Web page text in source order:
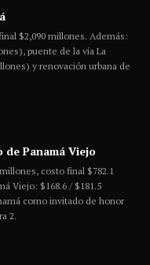
$2,090 millones. Además:
puente de la vía La
y renovación urbana de
de Panamá Viejo
costo final $782.1
Viejo: $168.6 / $181.5
como invitado de honor
2.